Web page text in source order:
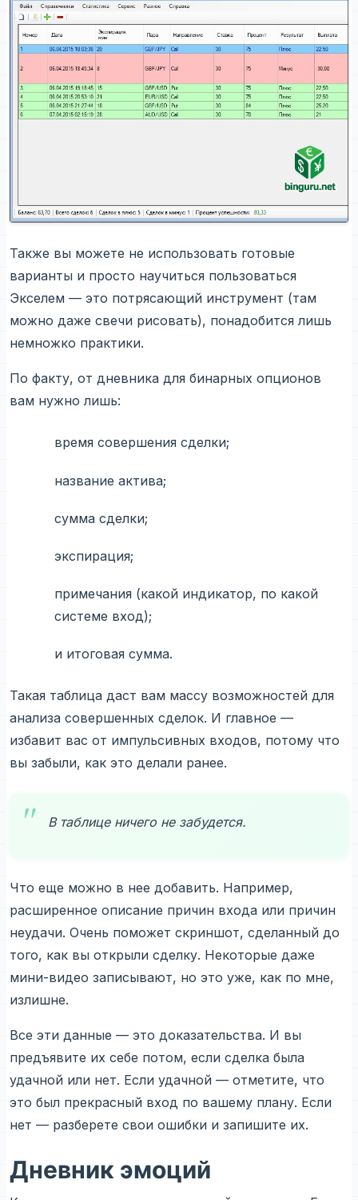
Также вы можете не использовать готовые
варианты и просто научиться пользоваться
Экселем — это потрясающий инструмент (там
можно даже свечи рисовать), понадобится лишь
немножко практики.
По факту, от дневника для бинарных опционов
вам нужно лишь:
время совершения сделки;
название актива;
сумма сделки;
экспирация;
примечания (какой индикатор, по какой
системе вход);
и итоговая сумма.
Такая таблица даст вам массу возможностей для
анализа совершенных сделок. И главное —
избавит вас от импульсивных входов, потому что
вы забыли, как это делали ранее.
В таблице ничего не забудется.
Что еще можно в нее добавить. Например,
расширенное описание причин входа или причин
неудачи. Очень поможет скриншот, сделанный до
того, как вы открыли сделку. Некоторые даже
мини-видео записывают, но это уже, как по мне,
излишне.
Все эти данные — это доказательства. И вы
предъявите их себе потом, если сделка была
удачной или нет. Если удачной — отметите, что
это был прекрасный вход по вашему плану. Если
нет — разберете свои ошибки и запишите их.
Дневник эмоций